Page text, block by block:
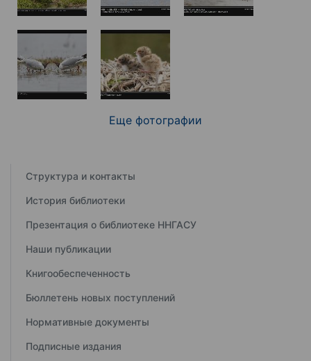
Еще фотографии
Структура и контакты
История библиотеки
Презентация о библиотеке ННГАСУ
Наши публикации
Книгообеспеченность
Бюллетень новых поступлений
Нормативные документы
Подписные издания